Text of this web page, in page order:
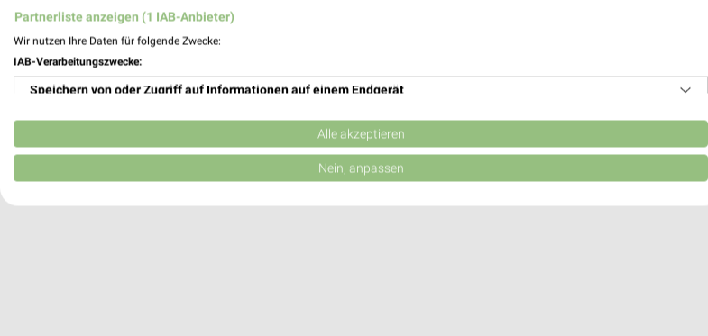
497,92 km
Ludwigstr. 2A
Heute 09:00 - 13:00 14:00 - 18:00 Uhr |
498,01 km
Partnerliste anzeigen (1 IAB-Anbieter)
Wir nutzen Ihre Daten für folgende Zwecke:
IAB-Verarbeitungszwecke:
Speichern von oder Zugriff auf Informationen auf einem Endgerät
Verwendung reduzierter Daten zur Auswahl von Werbeanzeigen
Erstellung von Profilen für personalisierte Werbung
Alle akzeptieren
Nein, anpassen